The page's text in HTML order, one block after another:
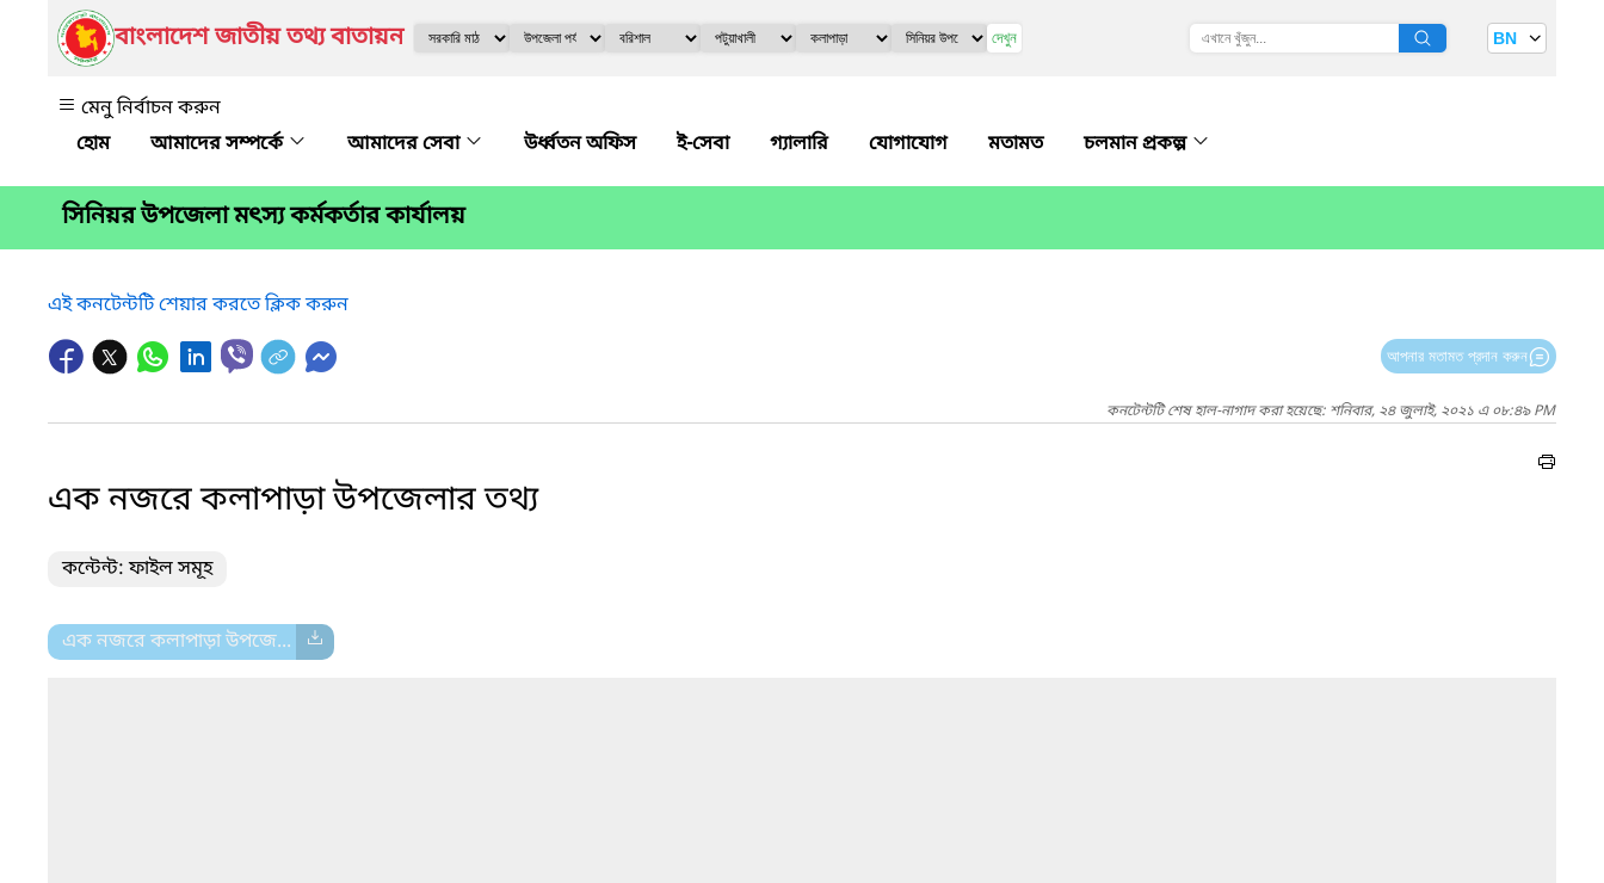
বাংলাদেশ জাতীয় তথ্য বাতায়ন দেখুন BN
মেনু নির্বাচন করুন
আমাদের সম্পর্কে
আমাদের সেবা উর্ধ্বতন অফিস ই-সেবা গ্যালারি যোগাযোগ মতামত চলমান প্রকল্প
সিনিয়র উপজেলা মৎস্য কর্মকর্তার কার্যালয়
এই কনটেন্টটি শেয়ার করতে ক্লিক করুন
আপনার মতামত প্রদান করুন
কনটেন্টটি শেষ হাল-নাগাদ করা হয়েছে: শনিবার, ২৪ জুলাই, ২০২১ এ ০৮:৪৯ PM
এক নজরে কলাপাড়া উপজেলার তথ্য
কন্টেন্ট: ফাইল সমূহ
এক নজরে কলাপাড়া উপজে...